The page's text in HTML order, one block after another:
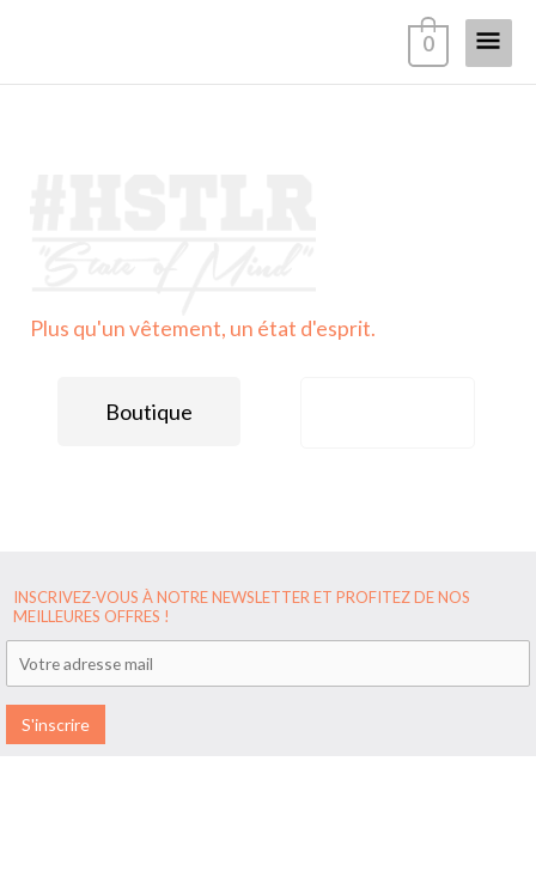
Menu
0
Plus qu'un vêtement, un état d'esprit.
Boutique
INSCRIVEZ-VOUS À NOTRE NEWSLETTER ET PROFITEZ DE NOS
MEILLEURES OFFRES !